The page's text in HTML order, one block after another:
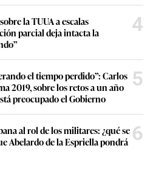
la TUUA a escalas
parcial deja intacta la
4
el tiempo perdido”: Carlos
2019, sobre los retos a un año
preocupado el Gobierno
5
al rol de los militares: ¿qué se
Abelardo de la Espriella pondrá 6